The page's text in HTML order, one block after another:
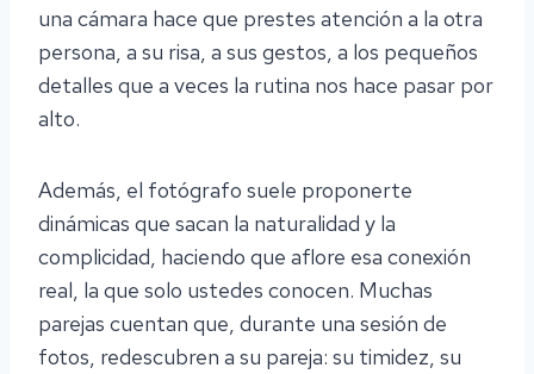
una cámara hace que prestes atención a la otra
persona, a su risa, a sus gestos, a los pequeños
detalles que a veces la rutina nos hace pasar por
alto.
Además, el fotógrafo suele proponerte
dinámicas que sacan la naturalidad y la
complicidad, haciendo que aflore esa conexión
real, la que solo ustedes conocen. Muchas
parejas cuentan que, durante una sesión de
fotos, redescubren a su pareja: su timidez, su